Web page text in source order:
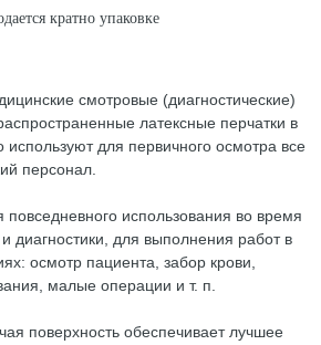
кратно упаковке
смотровые (диагностические)
латексные перчатки в
используют для первичного осмотра все
персонал.
использования во время
диагностики, для выполнения работ в
осмотр пациента, забор крови,
малые операции и т. п.
поверхность обеспечивает лучшее